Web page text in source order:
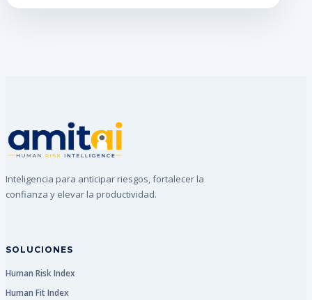
Inteligencia para anticipar riesgos, fortalecer la
confianza y elevar la productividad.
SOLUCIONES
Human Risk Index
Human Fit Index